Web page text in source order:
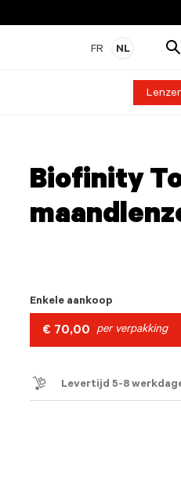
FR NL
Biofinity
Enkele aankoop
€ 70,00 per verpakking
Levertijd 5-8